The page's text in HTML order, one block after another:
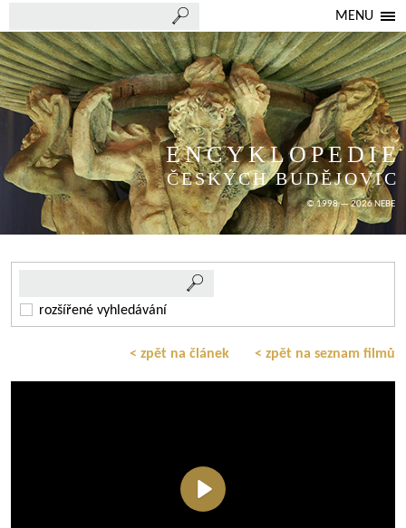
MENU
ENCYKLOPEDIE
ČESKÝCH BUDĚJOVIC
© 1998 — 2026 NEBE
rozšířené vyhledávání
< zpět na článek < zpět na seznam filmů
Přehrát